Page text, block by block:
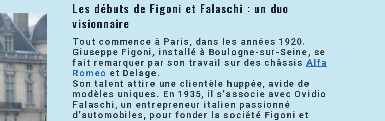
Les débuts de Figoni et Falaschi : un duo
visionnaire
Tout commence à Paris, dans les années 1920.
Giuseppe Figoni, installé à Boulogne-sur-Seine, se
fait remarquer par son travail sur des châssis Alfa
Romeo et Delage.
Son talent attire une clientèle huppée, avide de
modèles uniques. En 1935, il s’associe avec Ovidio
Falaschi, un entrepreneur italien passionné
d’automobiles, pour fonder la société Figoni et